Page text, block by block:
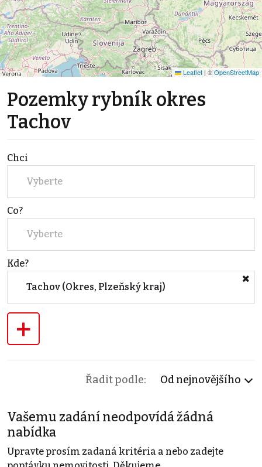
Leaflet | ©OpenStreetMap
Pozemky rybník okres
Tachov
Chci
Vyberte
Co?
Vyberte
Kde?
Tachov (Okres, Plzeňský kraj)
+
Řadit podle: Od nejnovějšího
Vašemu zadání neodpovídá žádná
nabídka
Upravte prosím zadaná kritéria a nebo zadejte